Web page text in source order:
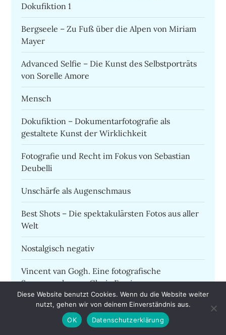
Dokufiktion 1
Bergseele – Zu Fuß über die Alpen von Miriam
Mayer
Advanced Selfie – Die Kunst des Selbstporträts
von Sorelle Amore
Mensch
Dokufiktion – Dokumentarfotografie als
gestaltete Kunst der Wirklichkeit
Fotografie und Recht im Fokus von Sebastian
Deubelli
Unschärfe als Augenschmaus
Best Shots – Die spektakulärsten Fotos aus aller
Welt
Nostalgisch negativ
Vincent van Gogh. Eine fotografische
Spurensuche von Gloria Fossi
Foto-Storytelling von Finn Beales
Gegen Innenwelt Verschmutzung – 100 Jahre
Diese Website benutzt Cookies. Wenn du die Website weiter
nutzt, gehen wir von deinem Einverständnis aus.
OK
Datenschutzerklärung